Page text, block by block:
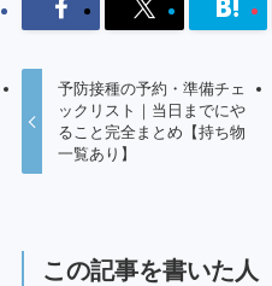
予防接種の予約・準備チェ
ックリスト｜当日までにや
ること完全まとめ【持ち物
一覧あり】
この記事を書いた人